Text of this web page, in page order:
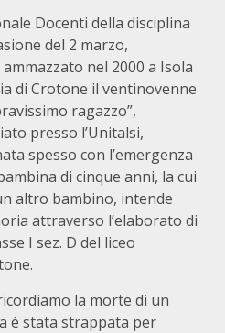
Docenti della disciplina
del 2 marzo,
nel 2000 a Isola
di Crotone il ventinovenne
ragazzo”,
presso l’Unitalsi,
spesso con l’emergenza
di cinque anni, la cui
altro bambino, intende
attraverso l’elaborato di
I sez. D del liceo
la morte di un
è stata strappata per